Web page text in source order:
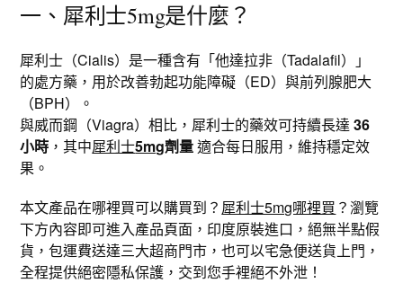
一、犀利士5mg是什麼？
犀利士（Cialis）是一種含有「他達拉非（Tadalafil）」
的處方藥，用於改善勃起功能障礙（ED）與前列腺肥大
（BPH）。
與威而鋼（Viagra）相比，犀利士的藥效可持續長達36
小時 ，其中犀利士5mg劑量適合每日服用，維持穩定效
果。
本文產品在哪裡買可以購買到？ 犀利士5mg哪裡買 ？瀏覽
下方內容即可進入產品頁面，印度原裝進口，絕無半點假
貨，包運費送達三大超商門市，也可以宅急便送貨上門，
全程提供絕密隱私保護，交到您手裡絕不外泄！